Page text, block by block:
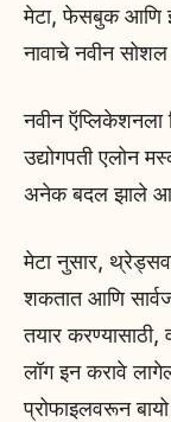
मेटा, फेसबुक आणि
नावाचे नवीन सोशल
नवीन
उद्योगपती एलोन
अनेक बदल झाले
मेटा नुसार,
शकतात आणि
तयार
लॉग इन करावे
प्रोफाइलवरून